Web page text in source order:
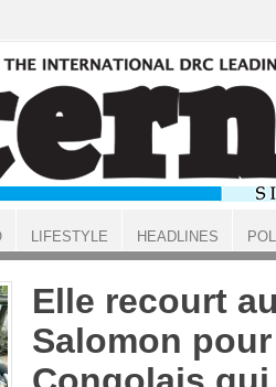
Elle recourt
Salomon
LIFESTYLE HEADLINES